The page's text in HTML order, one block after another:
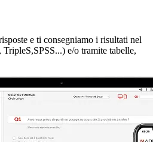
e ti consegniamo i risultati nel
e/o tramite tabelle,